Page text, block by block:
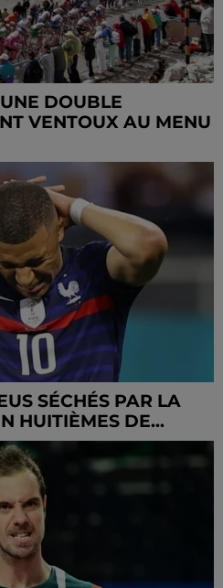
DOUBLE
VENTOUX AU MENU
SÉCHÉS PAR LA
HUITIÈMES DE...